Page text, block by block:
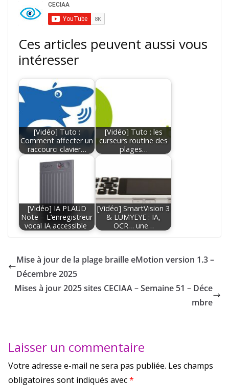
Ces articles peuvent aussi vous
intéresser
[Vidéo] Tuto :
Comment affecter un
raccourci clavier…
[Vidéo] Tuto : les
curseurs routine des
plages…
[Vidéo] IA PLAUD
Note – L’enregistreur
vocal IA accessible
[Vidéo] SmartVision 3
& LUMYEYE : IA,
OCR… une…
Mise à jour de la plage braille eMotion version 1.3 –
Décembre 2025
Mises à jour 2025 sites CECIAA – Semaine 51 – Déce
mbre
Laisser un commentaire
Votre adresse e-mail ne sera pas publiée. Les champs
obligatoires sont indiqués avec*